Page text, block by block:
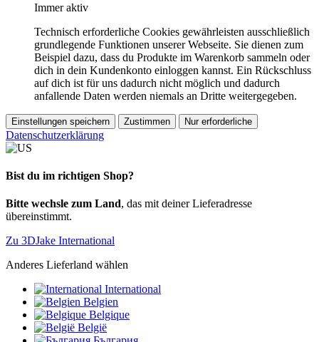
Immer aktiv
Technisch erforderliche Cookies gewährleisten ausschließlich
grundlegende Funktionen unserer Webseite. Sie dienen zum
Beispiel dazu, dass du Produkte im Warenkorb sammeln oder
dich in dein Kundenkonto einloggen kannst. Ein Rückschluss
auf dich ist für uns dadurch nicht möglich und dadurch
anfallende Daten werden niemals an Dritte weitergegeben.
Einstellungen speichern Zustimmen Nur erforderliche
Datenschutzerklärung
Bist du im richtigen Shop?
Bitte wechsle zum Land, das mit deiner Lieferadresse
übereinstimmt.
Zu 3DJake International
Anderes Lieferland wählen
International
Belgien
Belgique
België